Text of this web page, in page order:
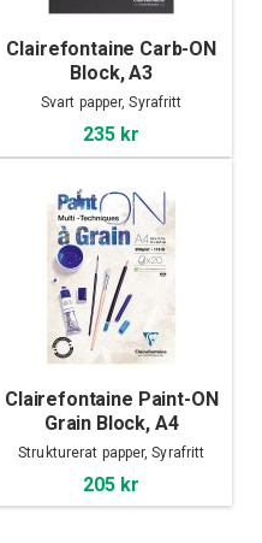
Clairefontaine Carb-ON
Block, A3
Svart papper, Syrafritt
235 kr
Clairefontaine Paint-ON
Grain Block, A4
Strukturerat papper, Syrafritt
205 kr